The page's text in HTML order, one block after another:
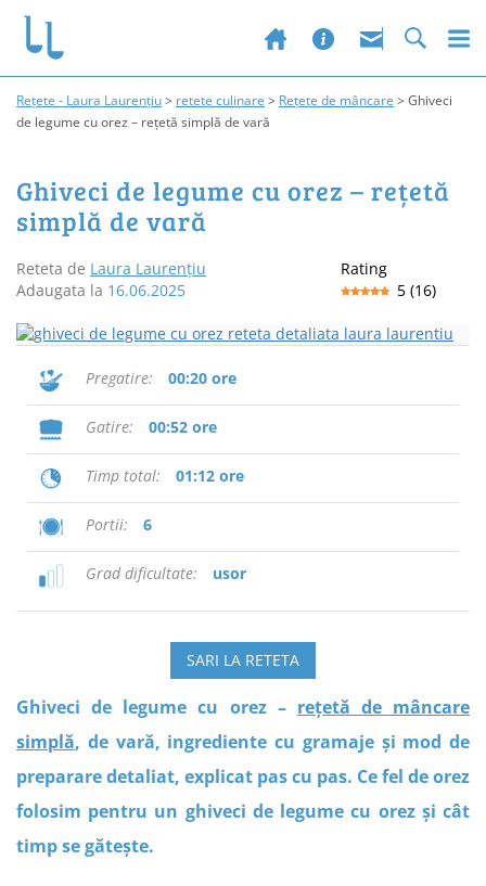
Rețete - Laura Laurențiu> retete culinare > Rețete de mâncare > Ghiveci
de legume cu orez – rețetă simplă de vară
Ghiveci de legume cu orez – rețetă
simplă de vară
Reteta de Laura Laurențiu
Adaugata la 16.06.2025
Rating
5 (16)
Pregatire 00:20 ore
Gatire 00:52 ore
Timp total 01:12 ore
Portii 6
Grad dificultate usor
SARI LA RETETA
Ghiveci de legume cu orez – rețetă de mâncare
simplă, de vară, ingrediente cu gramaje și mod de
preparare detaliat, explicat pas cu pas. Ce fel de orez
folosim pentru un ghiveci de legume cu orez și cât
timp se gătește.